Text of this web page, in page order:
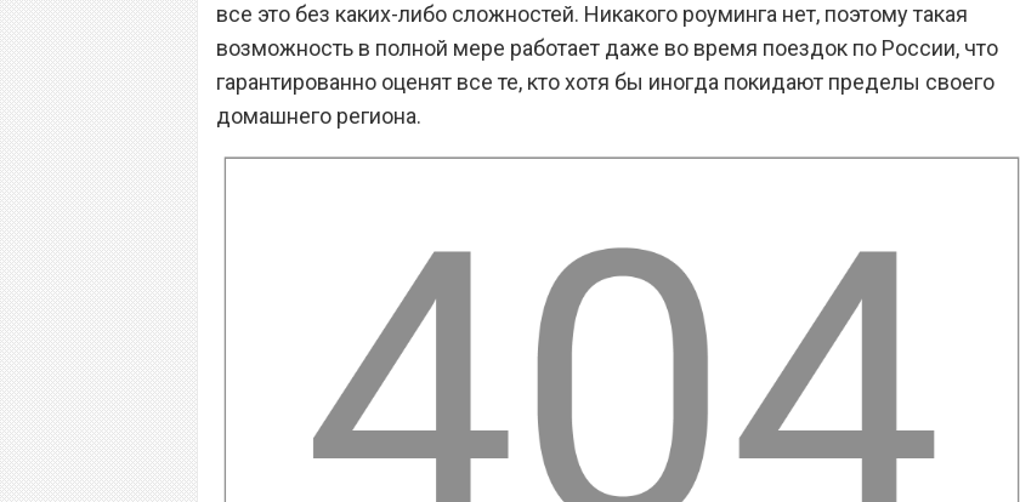
все это без каких-либо сложностей. Никакого роуминга нет, поэтому такая
возможность в полной мере работает даже во время поездок по России, что
гарантированно оценят все те, кто хотя бы иногда покидают пределы своего
домашнего региона.